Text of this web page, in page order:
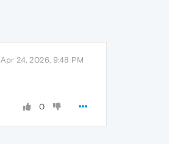
Apr 24, 2026, 9:48 PM
0